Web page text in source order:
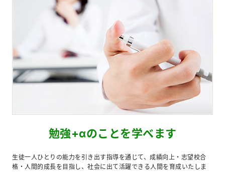
勉強+αのことを学べます
生徒一人ひとりの能力を引き出す指導を通じて、成績向上・志望校合
格・人間的成長を目指し、社会に出て活躍できる人間を育成いたしま